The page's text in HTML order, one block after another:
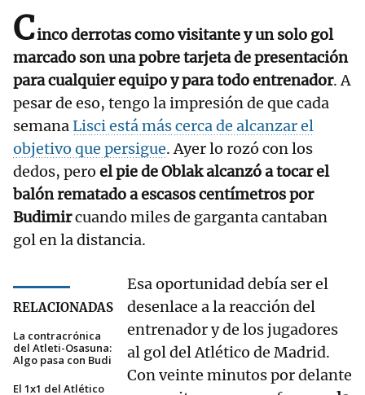
Cinco derrotas como visitante y un solo gol
marcado son una pobre tarjeta de presentación
para cualquier equipo y para todo entrenador. A
pesar de eso, tengo la impresión de que cada
semanaLisci está más cerca de alcanzar el
objetivo que persigue. Ayer lo rozó con los
dedos, pero el pie de Oblak alcanzó a tocar el
balón rematado a escasos centímetros por
Budimircuando miles de garganta cantaban
gol en la distancia.
RELACIONADAS
La contracrónica
del Atleti-Osasuna:
Algo pasa con Budi
El 1x1 del Atlético
Esa oportunidad debía ser el
desenlace a la reacción del
entrenador y de los jugadores
al gol del Atlético de Madrid.
Con veinte minutos por delante